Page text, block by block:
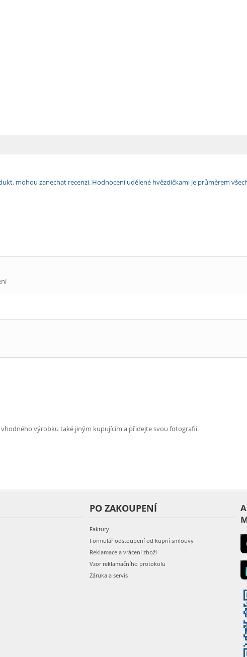
mohou zanechat recenzi. Hodnocení udělené hvězdičkami je průměrem
výrobku také jiným kupujícím a přidejte svou fotografii.
PO ZAKOUPENÍ
Faktury
Formulář odstoupení od kupní smlouvy
Reklamace a vrácení zboží
Vzor reklamačního protokolu
Záruka a servis